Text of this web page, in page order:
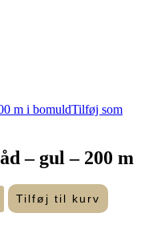
Tilføj som
– gul – 200 m
Tilføj til kurv